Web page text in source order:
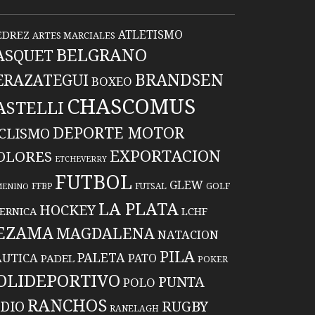
ARTES MARCIALES ATLETISMO
BELGRANO
BOXEO BRANDSEN
CHASCOMUS
DEPORTE MOTOR
ETCHEVERRY EXPORTACION
FFBP FUTBOL FUTSAL GLEW GOLF
HOCKEYLA PLATA LCHF
MAGDALENANATACION
PADEL PALETA PATO PILA POKER
POLO PUNTA
RANCHOS RANELAGH RUGBY